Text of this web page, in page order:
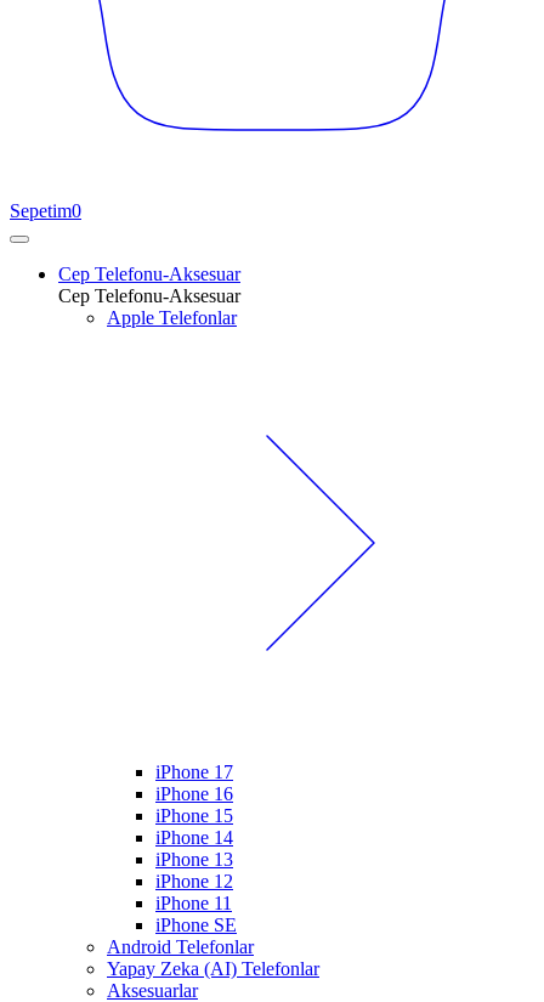
Sepetim0
Cep Telefonu-Aksesuar
Cep Telefonu-Aksesuar
Apple Telefonlar
iPhone 17
iPhone 16
iPhone 15
iPhone 14
iPhone 13
iPhone 12
iPhone 11
iPhone SE
Android Telefonlar
Yapay Zeka (AI) Telefonlar
Aksesuarlar